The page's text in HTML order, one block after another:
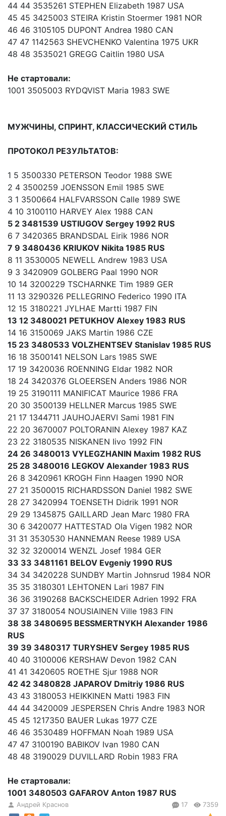
44 44 3535261 STEPHEN Elizabeth 1987 USA
45 45 3425003 STEIRA Kristin Stoermer 1981 NOR
46 46 3105105 DUPONT Andrea 1980 CAN
47 47 1142563 SHEVCHENKO Valentina 1975 UKR
48 48 3535021 GREGG Caitlin 1980 USA
Не стартовали:
1001 3505003 RYDQVIST Maria 1983 SWE
МУЖЧИНЫ, СПРИНТ, КЛАССИЧЕСКИЙ СТИЛЬ
ПРОТОКОЛ РЕЗУЛЬТАТОВ:
1 5 3500330 PETERSON Teodor 1988 SWE
2 4 3500259 JOENSSON Emil 1985 SWE
3 1 3500664 HALFVARSSON Calle 1989 SWE
4 10 3100110 HARVEY Alex 1988 CAN
5 2 3481539 USTIUGOV Sergey 1992 RUS
6 7 3420365 BRANDSDAL Eirik 1986 NOR
7 9 3480436 KRIUKOV Nikita 1985 RUS
8 11 3530005 NEWELL Andrew 1983 USA
9 3 3420909 GOLBERG Paal 1990 NOR
10 14 3200229 TSCHARNKE Tim 1989 GER
11 13 3290326 PELLEGRINO Federico 1990 ITA
12 15 3180221 JYLHAE Martti 1987 FIN
13 12 3480021 PETUKHOV Alexey 1983 RUS
14 16 3150069 JAKS Martin 1986 CZE
15 23 3480533 VOLZHENTSEV Stanislav 1985 RUS
16 18 3500141 NELSON Lars 1985 SWE
17 19 3420036 ROENNING Eldar 1982 NOR
18 24 3420376 GLOEERSEN Anders 1986 NOR
19 25 3190111 MANIFICAT Maurice 1986 FRA
20 30 3500139 HELLNER Marcus 1985 SWE
21 17 1344711 JAUHOJAERVI Sami 1981 FIN
22 20 3670007 POLTORANIN Alexey 1987 KAZ
23 22 3180535 NISKANEN Iivo 1992 FIN
24 26 3480013 VYLEGZHANIN Maxim 1982 RUS
25 28 3480016 LEGKOV Alexander 1983 RUS
26 8 3420961 KROGH Finn Haagen 1990 NOR
27 21 3500015 RICHARDSSON Daniel 1982 SWE
28 27 3420994 TOENSETH Didrik 1991 NOR
29 29 1345875 GAILLARD Jean Marc 1980 FRA
30 6 3420077 HATTESTAD Ola Vigen 1982 NOR
31 31 3530530 HANNEMAN Reese 1989 USA
32 32 3200014 WENZL Josef 1984 GER
33 33 3481161 BELOV Evgeniy 1990 RUS
34 34 3420228 SUNDBY Martin Johnsrud 1984 NOR
35 35 3180301 LEHTONEN Lari 1987 FIN
36 36 3190268 BACKSCHEIDER Adrien 1992 FRA
37 37 3180054 NOUSIAINEN Ville 1983 FIN
38 38 3480695 BESSMERTNYKH Alexander 1986
RUS
39 39 3480317 TURYSHEV Sergey 1985 RUS
40 40 3100006 KERSHAW Devon 1982 CAN
41 41 3420605 ROETHE Sjur 1988 NOR
42 42 3480828 JAPAROV Dmitriy 1986 RUS
43 43 3180053 HEIKKINEN Matti 1983 FIN
44 44 3420009 JESPERSEN Chris Andre 1983 NOR
45 45 1217350 BAUER Lukas 1977 CZE
46 46 3530489 HOFFMAN Noah 1989 USA
47 47 3100190 BABIKOV Ivan 1980 CAN
48 48 3190029 DUVILLARD Robin 1983 FRA
Не стартовали:
1001 3480503 GAFAROV Anton 1987 RUS
Андрей Краснов 17 7359